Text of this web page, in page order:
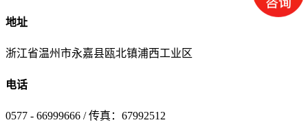
地址
浙江省温州市永嘉县瓯北镇浦西工业区
电话
0577 - 66999666 / 传真：67992512